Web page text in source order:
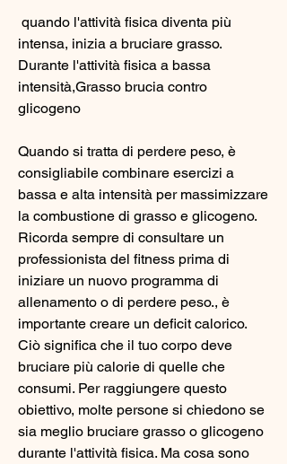
intensa, inizia a bruciare grasso.
Durante l'attività fisica a bassa
intensità,Grasso brucia contro
glicogeno
Quando si tratta di perdere peso, è
consigliabile combinare esercizi a
bassa e alta intensità per massimizzare
la combustione di grasso e glicogeno.
Ricorda sempre di consultare un
professionista del fitness prima di
iniziare un nuovo programma di
allenamento o di perdere peso., è
importante creare un deficit calorico.
Ciò significa che il tuo corpo deve
bruciare più calorie di quelle che
consumi. Per raggiungere questo
obiettivo, molte persone si chiedono se
sia meglio bruciare grasso o glicogeno
durante l'attività fisica. Ma cosa sono